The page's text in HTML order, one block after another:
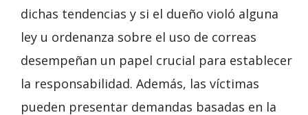
dichas tendencias y si el dueño violó alguna
ley u ordenanza sobre el uso de correas
desempeñan un papel crucial para establecer
la responsabilidad. Además, las víctimas
pueden presentar demandas basadas en la